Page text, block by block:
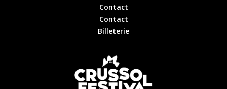
Contact
Contact
Billeterie